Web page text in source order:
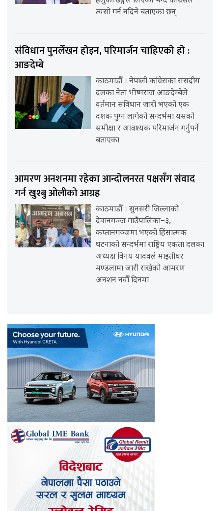
त्यसो गर्न नदिने बताएका छन्
संविधान पुनर्लेखन होइन, परिमार्जन चाहिएको हो :
आङदेम्बे
काठमाडौँ । नेपाली कांग्रेसका संसदीय
दलका नेता भीष्मराज आङदेम्बेले
वर्तमान संविधान जारी भएको एक
दशक पुग्न लागेको सन्दर्भमा यसको
समीक्षा र आवश्यक परिमार्जन गर्नुपर्ने
बताएका
आमरण अनशनमा रहेका आन्दोलनरत पक्षसँग संवाद
गर्न खुश्बु ओलीको आग्रह
काठमाडौँ । सुनसरी जिल्लाको
देवानगञ्ज गाउँपालिका–३,
कप्तानगञ्जमा भएको हिंसात्मक
घटनाको सन्दर्भमा राष्ट्रिय एकता दलका
अध्यक्ष विनय यादवले माइतीघर
मण्डलामा जारी राखेको आमरण
अनशन नवौँ दिनमा